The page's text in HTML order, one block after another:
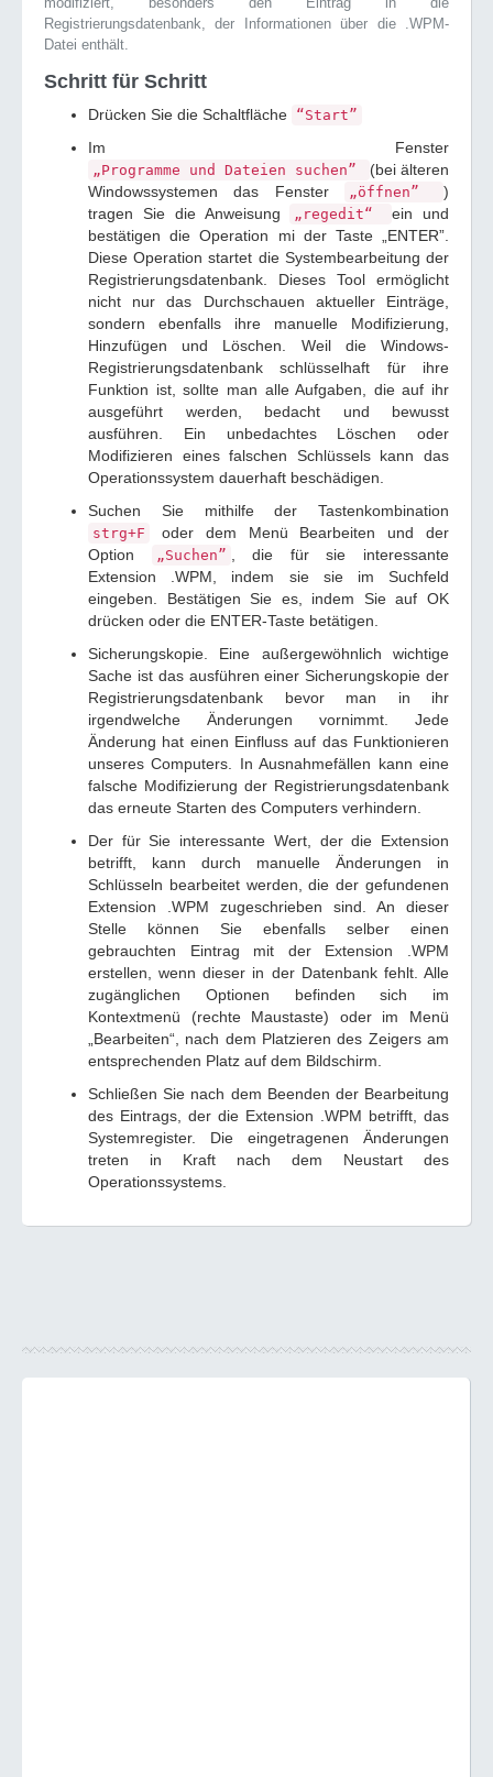
Registrierungsdatenbank, der Informationen über die .WPM-
Datei enthält.
Schritt für Schritt
Drücken Sie die Schaltfläche “Start”
Im Fenster
„Programme und Dateien suchen”
(bei älteren
Windowssystemen das Fenster
„öffnen”
)
tragen Sie die Anweisung
„regedit“
ein und
bestätigen die Operation mi der Taste „ENTER”.
Diese Operation startet die Systembearbeitung der
Registrierungsdatenbank. Dieses Tool ermöglicht
nicht nur das Durchschauen aktueller Einträge,
sondern ebenfalls ihre manuelle Modifizierung,
Hinzufügen und Löschen. Weil die Windows-
Registrierungsdatenbank schlüsselhaft für ihre
Funktion ist, sollte man alle Aufgaben, die auf ihr
ausgeführt werden, bedacht und bewusst
ausführen. Ein unbedachtes Löschen oder
Modifizieren eines falschen Schlüssels kann das
Operationssystem dauerhaft beschädigen.
Suchen Sie mithilfe der Tastenkombination
strg+F
oder dem Menü Bearbeiten und der
Option
„Suchen”
, die für sie interessante
Extension .WPM, indem sie sie im Suchfeld
eingeben. Bestätigen Sie es, indem Sie auf OK
drücken oder die ENTER-Taste betätigen.
Sicherungskopie. Eine außergewöhnlich wichtige
Sache ist das ausführen einer Sicherungskopie der
Registrierungsdatenbank bevor man in ihr
irgendwelche Änderungen vornimmt. Jede
Änderung hat einen Einfluss auf das Funktionieren
unseres Computers. In Ausnahmefällen kann eine
falsche Modifizierung der Registrierungsdatenbank
das erneute Starten des Computers verhindern.
Der für Sie interessante Wert, der die Extension
betrifft, kann durch manuelle Änderungen in
Schlüsseln bearbeitet werden, die der gefundenen
Extension .WPM zugeschrieben sind. An dieser
Stelle können Sie ebenfalls selber einen
gebrauchten Eintrag mit der Extension .WPM
erstellen, wenn dieser in der Datenbank fehlt. Alle
zugänglichen Optionen befinden sich im
Kontextmenü (rechte Maustaste) oder im Menü
„Bearbeiten“, nach dem Platzieren des Zeigers am
entsprechenden Platz auf dem Bildschirm.
Schließen Sie nach dem Beenden der Bearbeitung
des Eintrags, der die Extension .WPM betrifft, das
Systemregister. Die eingetragenen Änderungen
treten in Kraft nach dem Neustart des
Operationssystems.